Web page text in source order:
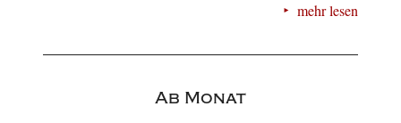
mehr lesen
Ab Monat